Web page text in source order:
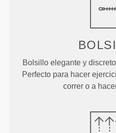
Bolsillo elegante y
Perfecto para hacer
correr o a